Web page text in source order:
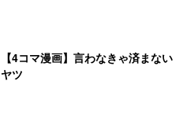
【4コマ漫画】言わなきゃ済まない
ヤツ